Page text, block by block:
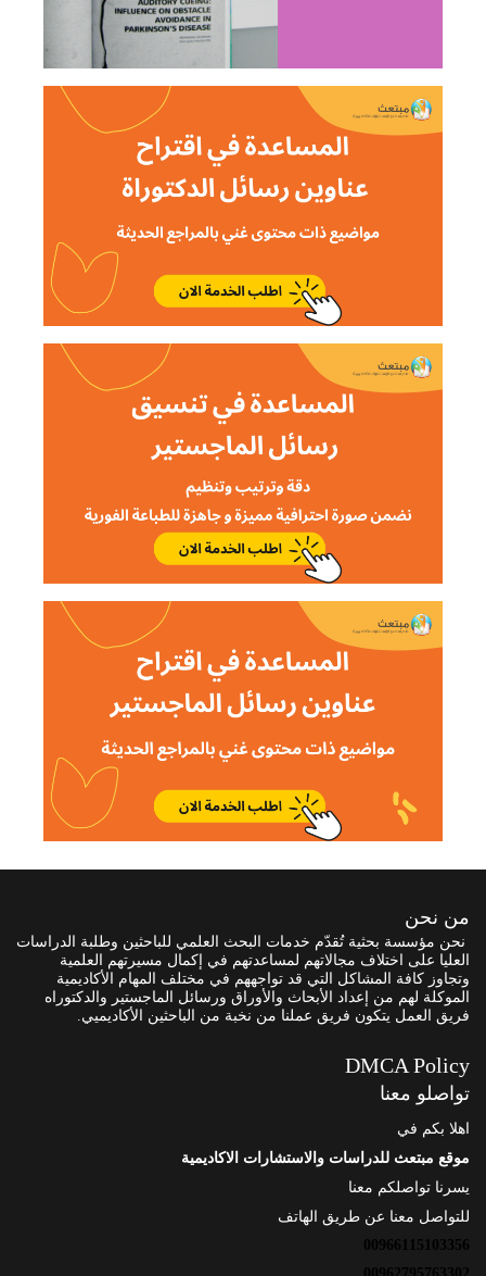
من نحن
نحن مؤسسة بحثية تُقدّم خدمات البحث العلمي للباحثين وطلبة الدراسات
العليا على اختلاف مجالاتهم لمساعدتهم في إكمال مسيرتهم العلمية
وتجاوز كافة المشاكل التي قد تواجههم في مختلف المهام الأكاديمية
الموكلة لهم من إعداد الأبحاث والأوراق ورسائل الماجستير والدكتوراه
فريق العمل يتكون فريق عملنا من نخبة من الباحثين الأكاديميي.
DMCA Policy
تواصلو معنا
اهلا بكم في
موقع مبتعث للدراسات والاستشارات الاكاديمية
يسرنا تواصلكم معنا
للتواصل معنا عن طريق الهاتف
00966115103356